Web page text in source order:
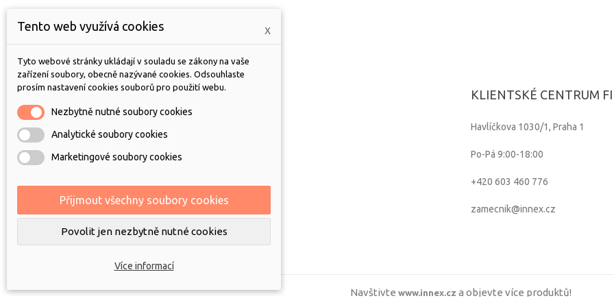
SHOWROOM INNEX
Po-Pá 10:00-18:00
innex@innex.cz
KLIENTSKÉ CENTRUM
Havlíčkova 1030/1, Praha 1
Po-Pá 9:00-18:00
+420 603 460 776
zamecnik@innex.cz
Navštivte www.innex.cz a objevte více produktů!
Tento web využívá cookies x
Tyto webové stránky ukládají v souladu se zákony na vaše
zařízení soubory, obecně nazývané cookies. Odsouhlaste
prosím nastavení cookies souborů pro použití webu.
Nezbytně nutné soubory cookies
Analytické soubory cookies
Marketingové soubory cookies
Přijmout všechny soubory cookies
Povolit jen nezbytně nutné cookies
Více informací